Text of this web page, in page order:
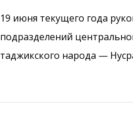
19 июня текущего года
подразделений
таджикского народа —